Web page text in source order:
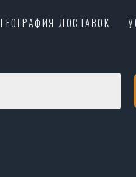
ГЕОГРАФИЯ ДОСТАВОК